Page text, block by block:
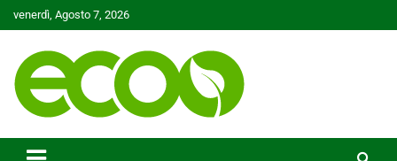
to
venerdì, Agosto 7, 2026
Ecoo.it